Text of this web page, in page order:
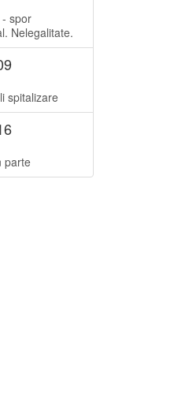
spor
Nelegalitate.
spitalizare
parte